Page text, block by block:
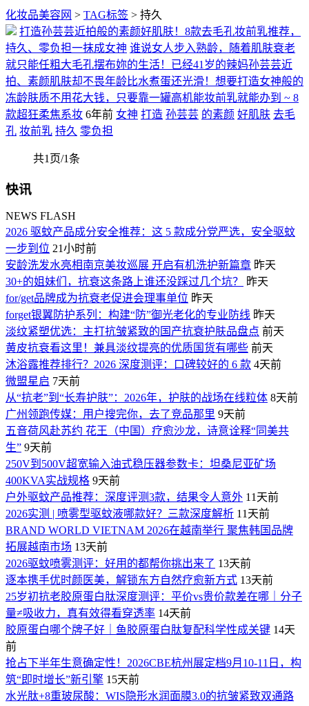
化妆品美容网 > TAG标签 > 持久
打造孙芸芸近拍般的素颜好肌肤！8款去毛孔妆前乳推荐，
持久、零负担一抹成女神 谁说女人步入熟龄，随着肌肤衰老
就只能任粗大毛孔摆布妳的生活！已经41岁的辣妈孙芸芸近
拍、素颜肌肤却不畏年龄比水煮蛋还光滑！想要打造女神般的
冻龄肤质不用花大钱，只要靠一罐高机能妆前乳就能办到 ~ 8
款超狂柔焦系妆 6年前 女神 打造 孙芸芸 的素颜 好肌肤 去毛
孔 妆前乳 持久 零负担
共1页/1条
快讯
NEWS FLASH
2026 驱蚊产品成分安全推荐：这 5 款成分党严选，安全驱蚊
一步到位 21小时前
安龄洗发水亮相南京美妆巡展 开启有机洗护新篇章 昨天
30+的姐妹们，抗衰这条路上谁还没踩过几个坑？
昨天
for/get品牌成为抗衰老促进会理事单位 昨天
forget银翼防护系列：构建“防”御光老化的专业防线 昨天
淡纹紧塑优选：主打抗皱紧致的国产抗衰护肤品盘点 前天
黄皮抗衰看这里！兼具淡纹提亮的优质国货有哪些 前天
沐浴露推荐排行？2026 深度测评：口碑较好的 6 款 4天前
微盟星启 7天前
从“抗老”到“长寿护肤”：2026年，护肤的战场在线粒体 8天前
广州领跑传媒：用户搜完你，去了竞品那里 9天前
五音荷风赴苏约 花王（中国）疗愈沙龙，诗意诠释“同美共
生” 9天前
250V到500V超宽输入油式稳压器参数卡：坦桑尼亚矿场
400KVA实战规格 9天前
户外驱蚊产品推荐：深度评测3款，结果令人意外 11天前
2026实测 | 喷雾型驱蚊液哪款好？三款深度解析 11天前
BRAND WORLD VIETNAM 2026在越南举行 聚焦韩国品牌
拓展越南市场 13天前
2026驱蚊喷雾测评：好用的都帮你挑出来了 13天前
逐本携手优时颜医美，解锁东方自然疗愈新方式 13天前
25岁初抗老胶原蛋白肽深度测评：平价vs贵价款差在哪｜分子
量≠吸收力，真有效得看穿透率 14天前
胶原蛋白哪个牌子好｜鱼胶原蛋白肽复配科学性成关键 14天
前
抢占下半年生意确定性！2026CBE杭州展定档9月10-11日，构
筑“即时增长”新引擎 15天前
水光肽+8重玻尿酸：WIS隐形水润面膜3.0的抗皱紧致双通路